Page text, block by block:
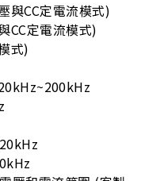
與CC定電流模式)
CC定電流模式)
式)